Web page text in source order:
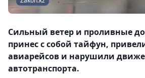
Сильный ветер и проливные
принес с собой тайфун,
авиарейсов и нарушили
автотранспорта.